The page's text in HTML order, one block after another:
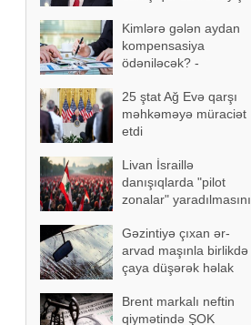
Kimlərə gələn aydan
kompensasiya
ödəniləcək? -
25 ştat Ağ Evə qarşı
məhkəməyə müraciət
etdi
Livan İsraillə
danışıqlarda "pilot
zonalar" yaradılmasını
Gəzintiyə çıxan ər-
arvad maşınla birlikdə
çaya düşərək həlak
Brent markalı neftin
qiymətində ŞOK